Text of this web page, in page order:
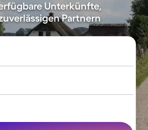
Unterkünfte,
Partnern